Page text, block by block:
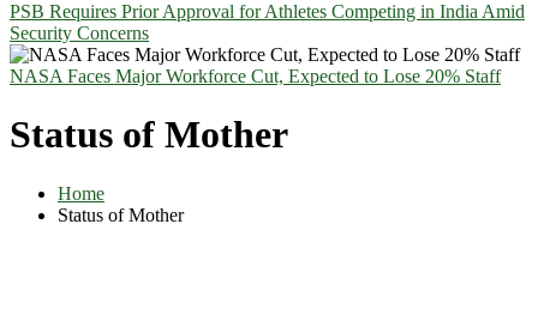
PSB Requires Prior Approval for Athletes Competing in India Amid
Security Concerns
NASA Faces Major Workforce Cut, Expected to Lose 20% Staff
Status of Mother
Home
Status of Mother